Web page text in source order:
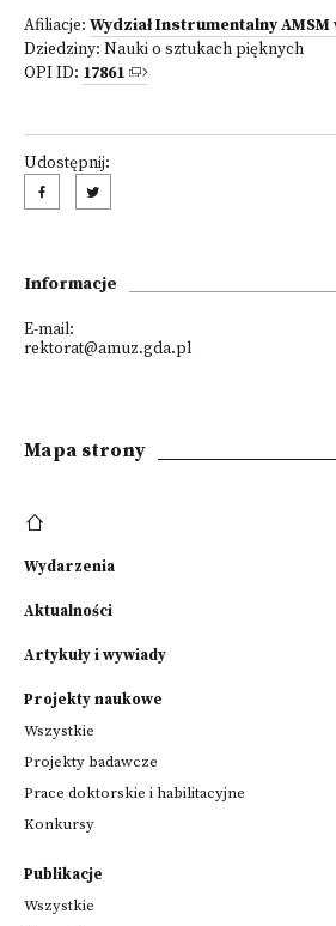
Afiliacje: Wydział Instrumentalny AMSM
Dziedziny: Nauki o sztukach pięknych
OPI ID: 17861
Udostępnij:
Informacje
E-mail:
rektorat@amuz.gda.pl
Mapa strony
Wydarzenia
Aktualności
Artykuły i wywiady
Projekty naukowe
Wszystkie
Projekty badawcze
Prace doktorskie i habilitacyjne
Konkursy
Publikacje
Wszystkie